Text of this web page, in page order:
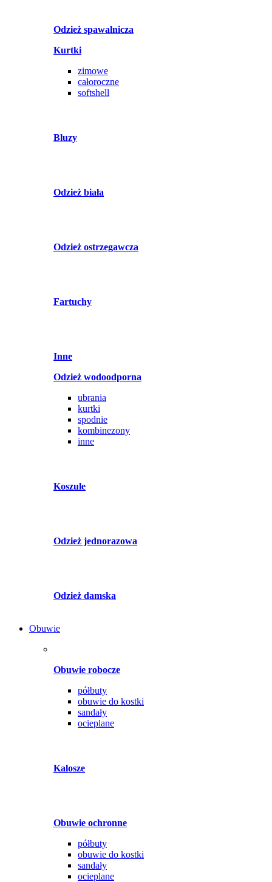
Odzież spawalnicza
Kurtki
zimowe
całoroczne
softshell
Bluzy
Odzież biała
Odzież ostrzegawcza
Fartuchy
Inne
Odzież wodoodporna
ubrania
kurtki
spodnie
kombinezony
inne
Koszule
Odzież jednorazowa
Odzież damska
Obuwie
Obuwie robocze
półbuty
obuwie do kostki
sandały
ocieplane
Kalosze
Obuwie ochronne
półbuty
obuwie do kostki
sandały
ocieplane